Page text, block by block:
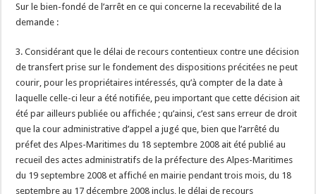
Sur le bien-fondé de l’arrêt en ce qui concerne la recevabilité de la
demande :
3. Considérant que le délai de recours contentieux contre une décision
de transfert prise sur le fondement des dispositions précitées ne peut
courir, pour les propriétaires intéressés, qu’à compter de la date à
laquelle celle-ci leur a été notifiée, peu important que cette décision ait
été par ailleurs publiée ou affichée ; qu’ainsi, c’est sans erreur de droit
que la cour administrative d’appel a jugé que, bien que l’arrêté du
préfet des Alpes-Maritimes du 18 septembre 2008 ait été publié au
recueil des actes administratifs de la préfecture des Alpes-Maritimes
du 19 septembre 2008 et affiché en mairie pendant trois mois, du 18
septembre au 17 décembre 2008 inclus, le délai de recours